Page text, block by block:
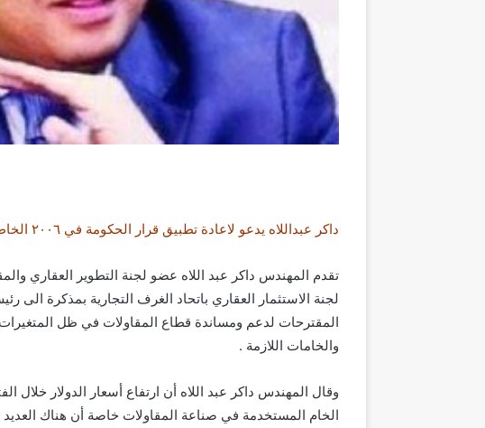
داكر عبداللاه يدعو لاعادة تطبيق قرار الحكومة في ٢٠٠٦ الخاص بالخروج الآمن لشركات المقاولات حاليا
تقدم المهندس داكر عبد اللاه عضو لجنة التطوير العقاري
لجنة الاستثمار العقاري باتحاد الغرف التجارية بمذكرة الى
المقترحات لدعم ومساندة قطاع المقاولات في ظل المتغيرات
والخامات اللازمة .
وقال المهندس داكر عبد اللاه أن ارتفاع أسعار الدولار خلال
الخام المستخدمة في صناعة المقاولات خاصة أن هناك العديد